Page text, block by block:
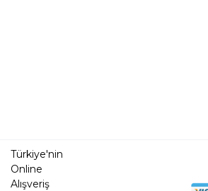
Türkiye'nin
Online
Alışveriş